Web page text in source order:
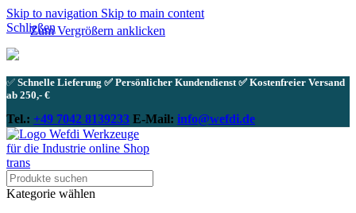
Skip to navigation Skip to main content
Schließen
✅ Schnelle Lieferung ✅ Persönlicher Kundendienst ✅ Kostenfreier Versand
ab 250,- €
Tel.: +49 7042 8139233 E-Mail: info@wefdi.de
Kategorie wählen
Zum Vergrößern anklicken